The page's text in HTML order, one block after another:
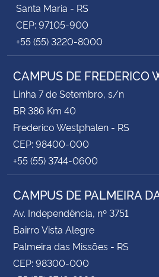
Santa Maria - RS
CEP: 97105-900
+55 (55) 3220-8000
CAMPUS DE FREDERICO
Linha 7 de Setembro, s/n
BR 386 Km 40
Frederico Westphalen - RS
CEP: 98400-000
+55 (55) 3744-0600
CAMPUS DE PALMEIRA
Av. Independência, nº 3751
Bairro Vista Alegre
Palmeira das Missões - RS
CEP: 98300-000